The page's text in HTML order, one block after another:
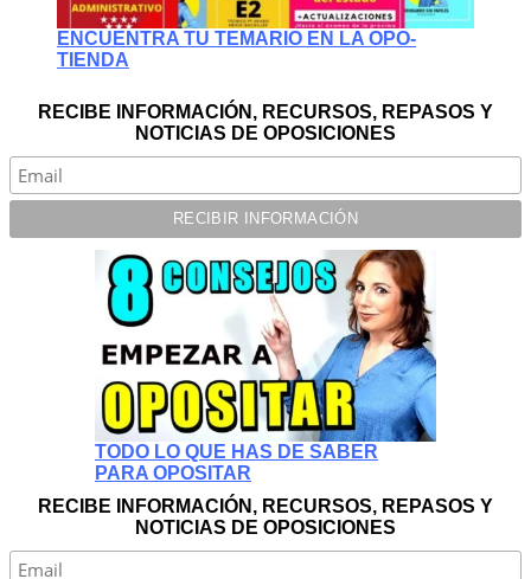
ENCUENTRA TU TEMARIO EN LA OPO-
TIENDA
RECIBE INFORMACIÓN, RECURSOS, REPASOS Y
NOTICIAS DE OPOSICIONES
TODO LO QUE HAS DE SABER
PARA OPOSITAR
RECIBE INFORMACIÓN, RECURSOS, REPASOS Y
NOTICIAS DE OPOSICIONES